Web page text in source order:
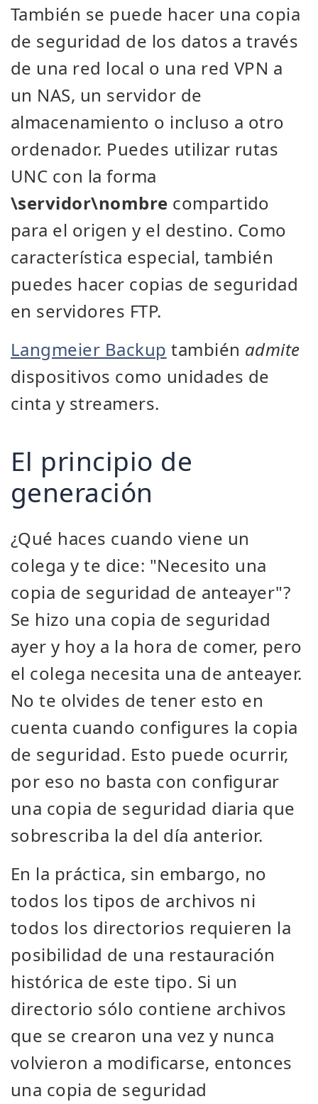
También se puede hacer una copia
de seguridad de los datos a través
de una red local o una red VPN a
un NAS, un servidor de
almacenamiento o incluso a otro
ordenador. Puedes utilizar rutas
UNC con la forma
\servidor\nombre compartido
para el origen y el destino. Como
característica especial, también
puedes hacer copias de seguridad
en servidores FTP.
Langmeier Backup también admite
dispositivos como unidades de
cinta y streamers.
El principio de
generación
¿Qué haces cuando viene un
colega y te dice: "Necesito una
copia de seguridad de anteayer"?
Se hizo una copia de seguridad
ayer y hoy a la hora de comer, pero
el colega necesita una de anteayer.
No te olvides de tener esto en
cuenta cuando configures la copia
de seguridad. Esto puede ocurrir,
por eso no basta con configurar
una copia de seguridad diaria que
sobrescriba la del día anterior.
En la práctica, sin embargo, no
todos los tipos de archivos ni
todos los directorios requieren la
posibilidad de una restauración
histórica de este tipo. Si un
directorio sólo contiene archivos
que se crearon una vez y nunca
volvieron a modificarse, entonces
una copia de seguridad